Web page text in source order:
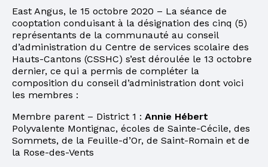
East Angus, le 15 octobre 2020 – La séance de
cooptation conduisant à la désignation des cinq (5)
représentants de la communauté au conseil
d’administration du Centre de services scolaire des
Hauts-Cantons (CSSHC) s’est déroulée le 13 octobre
dernier, ce qui a permis de compléter la
composition du conseil d’administration dont voici
les membres :
Membre parent – District 1 : Annie Hébert
Polyvalente Montignac, écoles de Sainte-Cécile, des
Sommets, de la Feuille-d’Or, de Saint-Romain et de
la Rose-des-Vents